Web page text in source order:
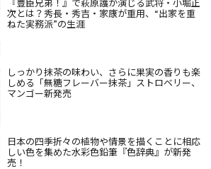
次とは？秀長・秀吉・家康が重用、“出家を重
ねた実務派”の生涯
しっかり抹茶の味わい、さらに果実の香りも楽
しめる「無糖フレーバー抹茶」ストロベリー、
マンゴー新発売
日本の四季折々の植物や情景を描くことに相応
しい色を集めた水彩色鉛筆『色辞典』が新発
売！